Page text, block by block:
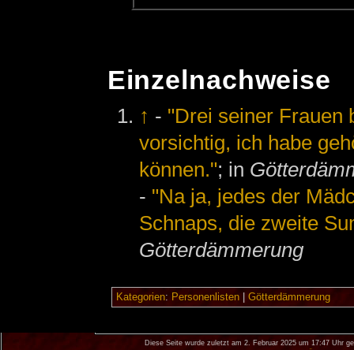
Einzelnachweise
↑ - "Drei seiner Frauen
vorsichtig, ich habe
können."; in
- "Na ja, jedes der
Schnaps, die zweite
Götterdämmerung
Kategorien: Personenlisten| Götterdämmerung
Diese Seite wurde zuletzt am 2. Februar 2025 um 17:47 Uhr